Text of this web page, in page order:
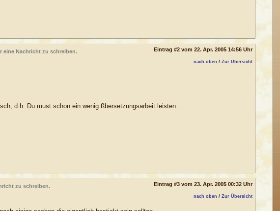
Eintrag #2 vom 22. Apr. 2005 14:56 Uhr
eine Nachricht zu schreiben.
nach oben / Zur Übersicht
d.h. Du must schon ein wenig ßbersetzungsarbeit leisten….
Eintrag #3 vom 23. Apr. 2005 00:32 Uhr
zu schreiben.
nach oben / Zur Übersicht